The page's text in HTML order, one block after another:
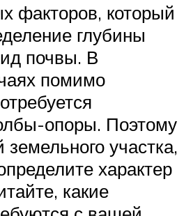
факторов, который
глубины
почвы. В
помимо
опоры. Поэтому
земельного участка,
характер
какие